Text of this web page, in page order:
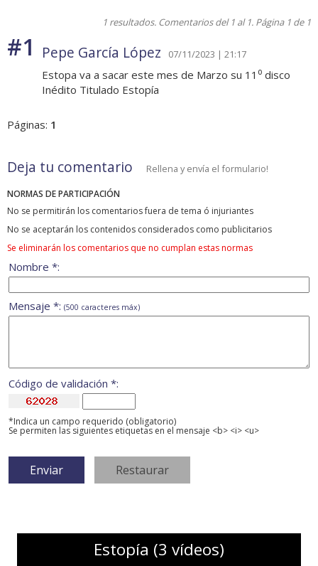
1 resultados. Comentarios del 1 al 1. Página 1 de 1
#1 Pepe García López 07/11/2023 | 21:17
Estopa va a sacar este mes de Marzo su 11⁰ disco
Inédito Titulado Estopía
Páginas: 1
Deja tu comentario Rellena y envía el formulario!
NORMAS DE PARTICIPACIÓN
No se permitirán los comentarios fuera de tema ó injuriantes
No se aceptarán los contenidos considerados como publicitarios
Se eliminarán los comentarios que no cumplan estas normas
Nombre *:
Mensaje *: (500 caracteres máx)
Código de validación *:
*Indica un campo requerido (obligatorio)
Se permiten las siguientes etiquetas en el mensaje <b> <i> <u>
Estopía (3 vídeos)